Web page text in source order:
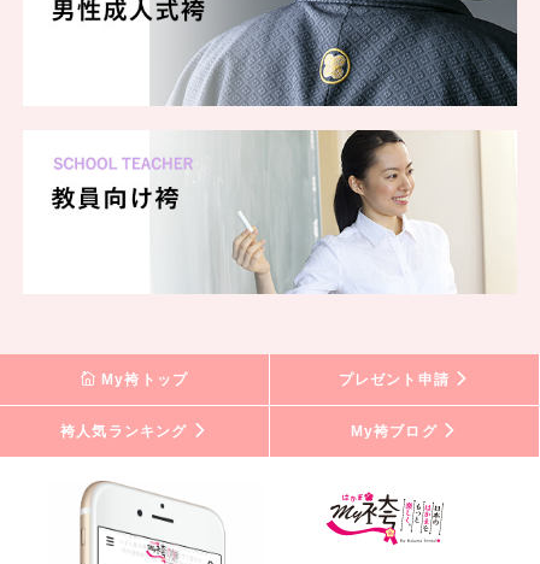
My袴トップ プレゼント申請
袴人気ランキング My袴ブログ